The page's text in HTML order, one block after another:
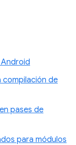
compilación de
pases de
para módulos